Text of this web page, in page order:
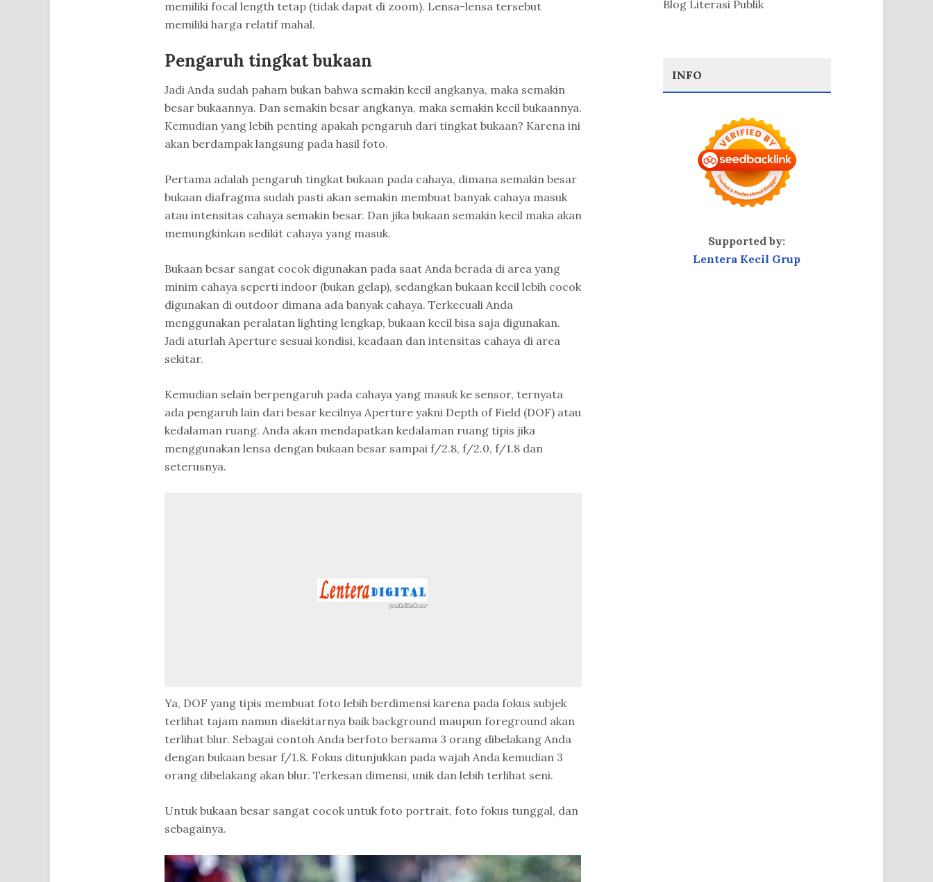
memiliki focal length tetap (tidak dapat di zoom). Lensa-lensa tersebut
memiliki harga relatif mahal.
Pengaruh tingkat bukaan
Jadi Anda sudah paham bukan bahwa semakin kecil angkanya, maka semakin
besar bukaannya. Dan semakin besar angkanya, maka semakin kecil bukaannya.
Kemudian yang lebih penting apakah pengaruh dari tingkat bukaan? Karena ini
akan berdampak langsung pada hasil foto.
Pertama adalah pengaruh tingkat bukaan pada cahaya, dimana semakin besar
bukaan diafragma sudah pasti akan semakin membuat banyak cahaya masuk
atau intensitas cahaya semakin besar. Dan jika bukaan semakin kecil maka akan
memungkinkan sedikit cahaya yang masuk.
Bukaan besar sangat cocok digunakan pada saat Anda berada di area yang
minim cahaya seperti indoor (bukan gelap), sedangkan bukaan kecil lebih cocok
digunakan di outdoor dimana ada banyak cahaya. Terkecuali Anda
menggunakan peralatan lighting lengkap, bukaan kecil bisa saja digunakan.
Jadi aturlah Aperture sesuai kondisi, keadaan dan intensitas cahaya di area
sekitar.
Kemudian selain berpengaruh pada cahaya yang masuk ke sensor, ternyata
ada pengaruh lain dari besar kecilnya Aperture yakni Depth of Field (DOF) atau
kedalaman ruang. Anda akan mendapatkan kedalaman ruang tipis jika
menggunakan lensa dengan bukaan besar sampai f/2.8, f/2.0, f/1.8 dan
seterusnya.
Ya, DOF yang tipis membuat foto lebih berdimensi karena pada fokus subjek
terlihat tajam namun disekitarnya baik background maupun foreground akan
terlihat blur. Sebagai contoh Anda berfoto bersama 3 orang dibelakang Anda
dengan bukaan besar f/1.8. Fokus ditunjukkan pada wajah Anda kemudian 3
orang dibelakang akan blur. Terkesan dimensi, unik dan lebih terlihat seni.
Untuk bukaan besar sangat cocok untuk foto portrait, foto fokus tunggal, dan
sebagainya.
Blog Literasi Publik
INFO
Supported by:
Lentera Kecil Grup